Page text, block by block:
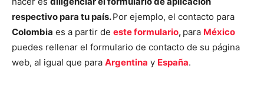
respectivo para tu país.Por ejemplo, el contacto para
Colombia es a partir de este formulario, para México
puedes rellenar el formulario de contacto de su página
web, al igual que para Argentina y España.